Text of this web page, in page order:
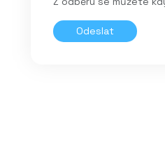
Odeslat